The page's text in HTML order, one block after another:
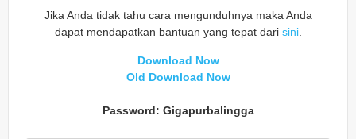
Jika Anda tidak tahu cara mengunduhnya maka Anda
dapat mendapatkan bantuan yang tepat dari sini.
Download Now
Old Download Now
Password: Gigapurbalingga